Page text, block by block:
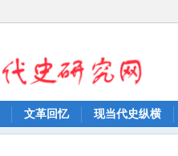
文革回忆 现当代史纵横